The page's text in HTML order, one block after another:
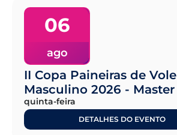
06
ago
II Copa Paineiras de
Masculino 2026 - Master
quinta-feira
DETALHES DO EVENTO